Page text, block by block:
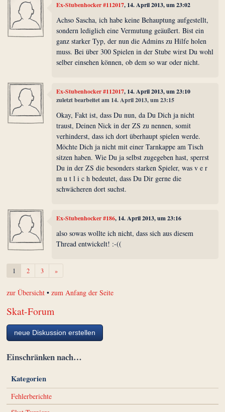
Ex-Stubenhocker #112017, 14. April 2013, um 23:02
Achso Sascha, ich habe keine Behauptung aufgestellt,
sondern lediglich eine Vermutung geäußert. Bist ein
ganz starker Typ, der nun die Admins zu Hilfe holen
muss. Bei über 300 Spielen in der Stube wirst Du wohl
selber einsehen können, ob dem so war oder nicht.
Ex-Stubenhocker #112017, 14. April 2013, um 23:10
zuletzt bearbeitet am 14. April 2013, um 23:15
Okay, Fakt ist, dass Du nun, da Du Dich ja nicht
traust, Deinen Nick in der ZS zu nennen, somit
verhinderst, dass ich dort überhaupt spielen werde.
Möchte Dich ja nicht mit einer Tarnkappe am Tisch
sitzen haben. Wie Du ja selbst zugegeben hast, sperrst
Du in der ZS die besonders starken Spieler, was v e r
m u t l i c h bedeutet, dass Du Dir gerne die
schwächeren dort suchst.
Ex-Stubenhocker #186, 14. April 2013, um 23:16
also sowas wollte ich nicht, dass sich aus diesem
Thread entwickelt! :-((
1 2 3 »Weiter
zur Übersicht •zum Anfang der Seite
Skat-Forum
neue Diskussion erstellen
Einschränken nach…
Kategorien
Fehlerberichte